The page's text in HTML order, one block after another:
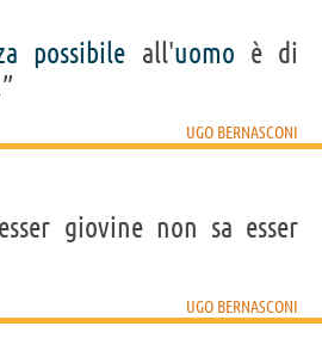
possibile all'uomo è di
UGO BERNASCONI
giovine non sa esser
UGO BERNASCONI